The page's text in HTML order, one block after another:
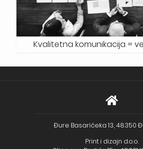
Kvalitetna komunikacija =
Đure Basaričeka 13, 48350
Print i dizajn d.o.o.